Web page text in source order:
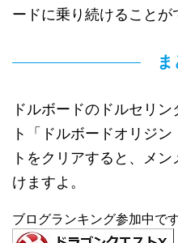
ードに乗り続けることが
ドルボードのドルセリ
ト「ドルボードオリジ
トをクリアすると、メ
けますよ。
ブログランキング参加中で